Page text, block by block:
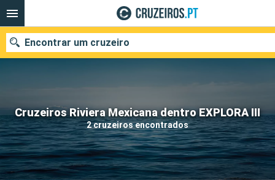
Cruzeiros Riviera Mexicana dentro EXPLORA III
2 cruzeiros encontrados
Encontrar um cruzeiro
Quando ir?
Data de partida
Portos Companhias